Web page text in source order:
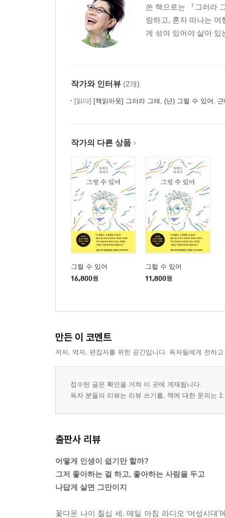
쓴 책으로는 『그러라
랑하고, 혼자 떠나는
게 섞여 있어야 살아 있
작가와 인터뷰 (2개)
[읽다] [책읽아웃] 그러라 그래, (넌) 그럴 수 있어. 근데 나도 그럴
작가의 다른 상품
그럴 수 있어
16,800원
그럴 수 있어
11,800원
만든 이 코멘트
저자, 역자, 편집자를 위한 공간입니다. 독자들에게 전하
접수된 글은 확인을 거쳐 이 곳에 게재됩니다.
독자 분들의 리뷰는 리뷰 쓰기를, 책에 대한 문의는
출판사 리뷰
어떻게 인생이 쉽기만 할까?
그저 좋아하는 걸 하고, 좋아하는 사람을 두고
나답게 살면 그만이지
꽃다운 나이 칠십 세. 매일 아침 라디오 ‘여성시